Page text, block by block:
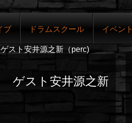
ブ ドラムスクール イベント
スト安井源之新（perc)
ゲスト安井源之新